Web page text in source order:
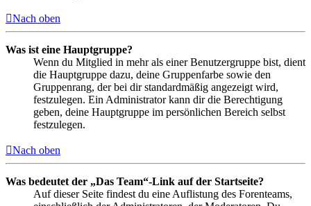
Nach oben
Was ist eine Hauptgruppe?
Wenn du Mitglied in mehr als einer Benutzergruppe bist, dient
die Hauptgruppe dazu, deine Gruppenfarbe sowie den
Gruppenrang, der bei dir standardmäßig angezeigt wird,
festzulegen. Ein Administrator kann dir die Berechtigung
geben, deine Hauptgruppe im persönlichen Bereich selbst
festzulegen.
Nach oben
Was bedeutet der „Das Team“-Link auf der Startseite?
Auf dieser Seite findest du eine Auflistung des Forenteams,